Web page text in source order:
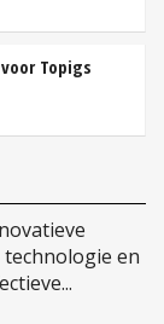
Topigs
en